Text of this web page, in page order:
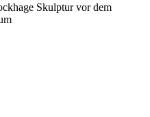
Skulptur vor dem